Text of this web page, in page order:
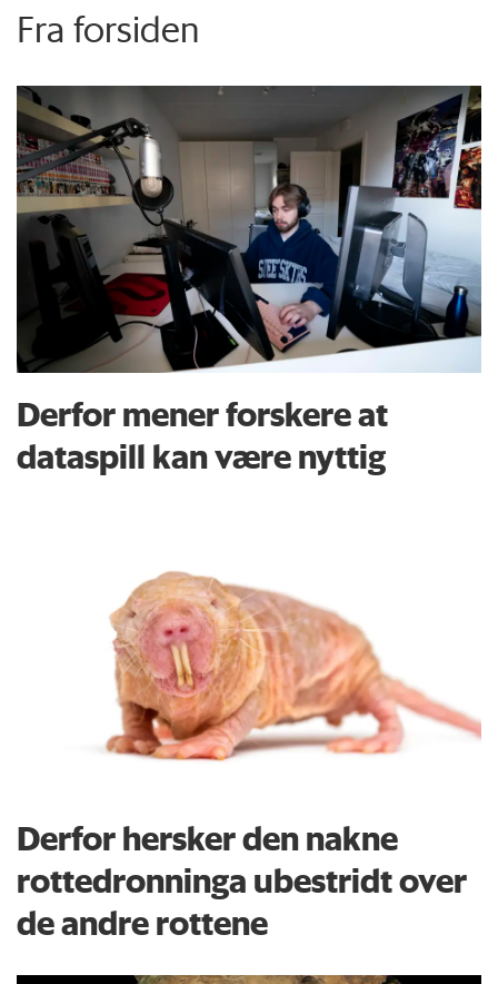
Fra forsiden
Derfor mener forskere at
dataspill kan være nyttig
Derfor hersker den nakne
rottedronninga ubestridt over
de andre rottene